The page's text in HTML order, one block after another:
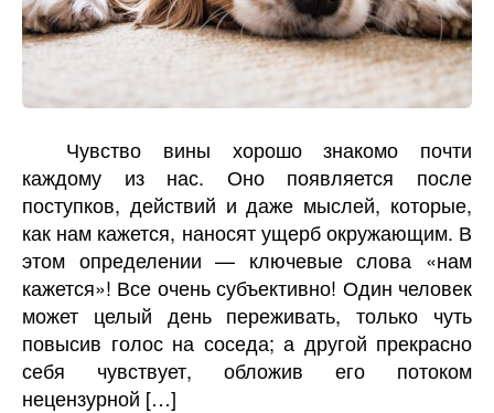
Чувство вины хорошо знакомо почти
каждому из нас. Оно появляется после
поступков, действий и даже мыслей, которые,
как нам кажется, наносят ущерб окружающим. В
этом определении — ключевые слова «нам
кажется»! Все очень субъективно! Один человек
может целый день переживать, только чуть
повысив голос на соседа; а другой прекрасно
себя чувствует, обложив его потоком
нецензурной […]